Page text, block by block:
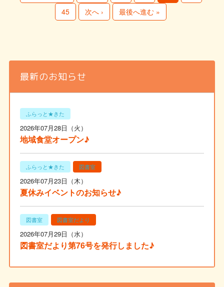
45
次へ › 最後へ進む »
最新のお知らせ
ふらっと★きた
2026年07月28日（火）
地域食堂オープン♪
ふらっと★きた 図書室
2026年07月23日（木）
夏休みイベントのお知らせ♪
図書室 図書室だより
2026年07月29日（水）
図書室だより第76号を発行しました♪